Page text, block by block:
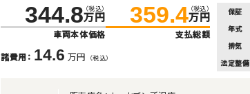
344.8 （税込）
万円
車両本体価格
359.4 （税込）
万円
支払総額
諸費用： 14.6 万円 （税込）
保証
年式
排気
法定整備